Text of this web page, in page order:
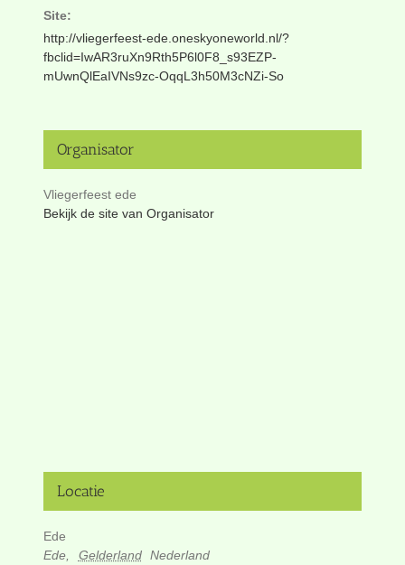
Site:
http://vliegerfeest-ede.oneskyoneworld.nl/?
fbclid=IwAR3ruXn9Rth5P6l0F8_s93EZP-
mUwnQlEaIVNs9zc-OqqL3h50M3cNZi-So
Organisator
Vliegerfeest ede
Bekijk de site van Organisator
Locatie
Ede
Ede, Gelderland Nederland